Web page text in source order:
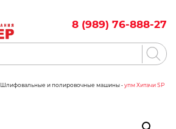
8 (989) 76-888-27
Бренды
Шлифовальные и полировочные машины• упм Хитачи SP